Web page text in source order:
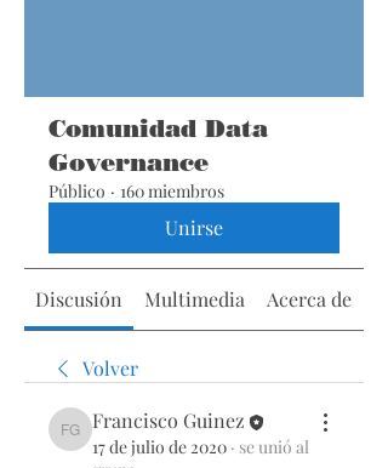
Comunidad Data
Governance
Público · 160 miembros
Unirse
Discusión Multimedia Acerca de
Volver
Francisco Guinez
Francisco Guinez
17 de julio de 2020 · se unió al